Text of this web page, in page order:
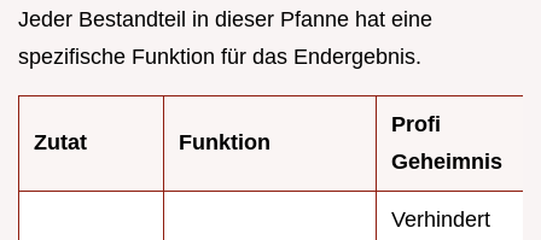
Jeder Bestandteil in dieser Pfanne hat eine
spezifische Funktion für das Endergebnis.
Zutat Funktion
Profi
Geheimnis
Verhindert